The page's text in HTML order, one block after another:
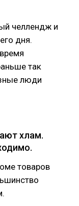
челлендж и
дня.
так
люди
хлам.
товаров